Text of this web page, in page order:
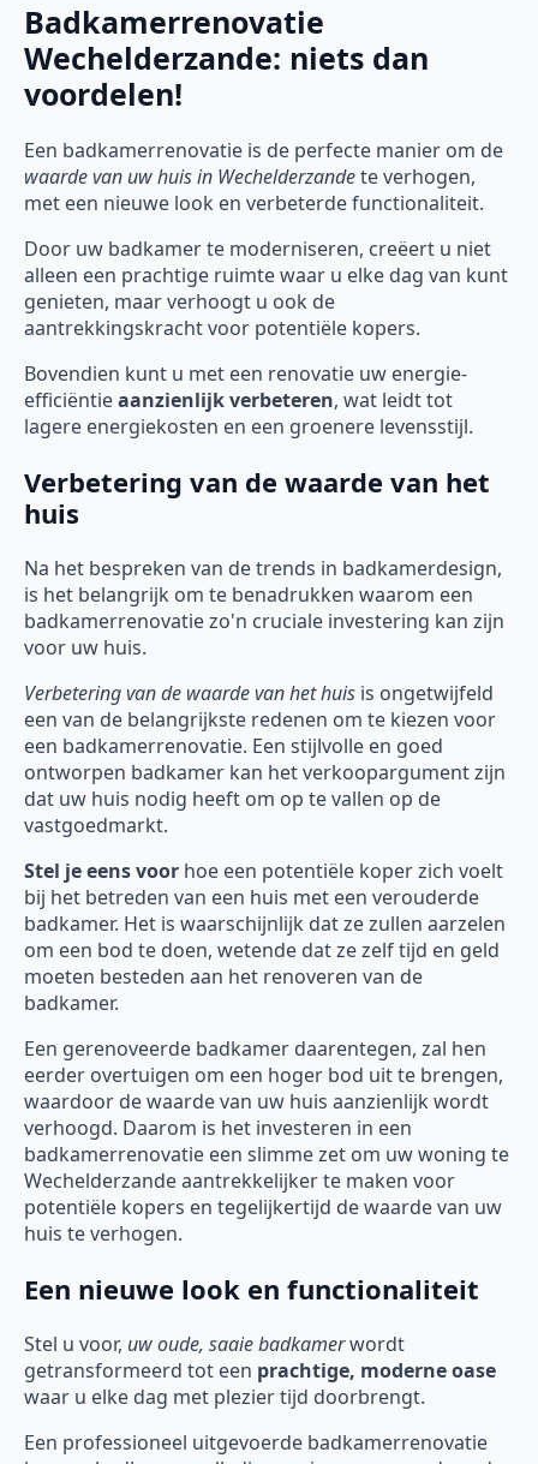
Badkamerrenovatie
Wechelderzande: niets dan
voordelen!
Een badkamerrenovatie is de perfecte manier om de
waarde van uw huis in Wechelderzandete verhogen,
met een nieuwe look en verbeterde functionaliteit.
Door uw badkamer te moderniseren, creëert u niet
alleen een prachtige ruimte waar u elke dag van kunt
genieten, maar verhoogt u ook de
aantrekkingskracht voor potentiële kopers.
Bovendien kunt u met een renovatie uw energie-
efficiëntieaanzienlijk verbeteren, wat leidt tot
lagere energiekosten en een groenere levensstijl.
Verbetering van de waarde van het
huis
Na het bespreken van de trends in badkamerdesign,
is het belangrijk om te benadrukken waarom een
badkamerrenovatie zo'n cruciale investering kan zijn
voor uw huis.
Verbetering van de waarde van het huis is ongetwijfeld
een van de belangrijkste redenen om te kiezen voor
een badkamerrenovatie. Een stijlvolle en goed
ontworpen badkamer kan het verkoopargument zijn
dat uw huis nodig heeft om op te vallen op de
vastgoedmarkt.
Stel je eens voor hoe een potentiële koper zich voelt
bij het betreden van een huis met een verouderde
badkamer. Het is waarschijnlijk dat ze zullen aarzelen
om een bod te doen, wetende dat ze zelf tijd en geld
moeten besteden aan het renoveren van de
badkamer.
Een gerenoveerde badkamer daarentegen, zal hen
eerder overtuigen om een hoger bod uit te brengen,
waardoor de waarde van uw huis aanzienlijk wordt
verhoogd. Daarom is het investeren in een
badkamerrenovatie een slimme zet om uw woning te
Wechelderzande aantrekkelijker te maken voor
potentiële kopers en tegelijkertijd de waarde van uw
huis te verhogen.
Een nieuwe look en functionaliteit
Stel u voor, uw oude, saaie badkamerwordt
getransformeerd tot een prachtige, moderne oase
waar u elke dag met plezier tijd doorbrengt.
Een professioneel uitgevoerde badkamerrenovatie